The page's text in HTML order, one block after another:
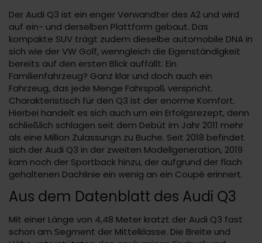
Der Audi Q3 ist ein enger Verwandter des A2 und wird
auf ein- und derselben Plattform gebaut. Das
kompakte SUV trägt zudem dieselbe automobile DNA in
sich wie der VW Golf, wenngleich die Eigenständigkeit
bereits auf den ersten Blick auffällt. Ein
Familienfahrzeug? Ganz klar und doch auch ein
Fahrzeug, das jede Menge Fahrspaß verspricht.
Charakteristisch für den Q3 ist der enorme Komfort.
Hierbei handelt es sich auch um ein Erfolgsrezept, denn
schließlich schlagen seit dem Debüt im Jahr 2011 mehr
als eine Million Zulassungn zu Buche. Seit 2018 befindet
sich der Audi Q3 in der zweiten Modellgeneration, 2019
kam noch der Sportback hinzu, der aufgrund der flach
gehaltenen Dachlinie ein wenig an ein Coupé erinnert.
Aus dem Datenblatt des Audi Q3
Mit einer Länge von 4,48 Meter kratzt der Audi Q3 fast
schon am Segment der Mittelklasse. Die Breite und